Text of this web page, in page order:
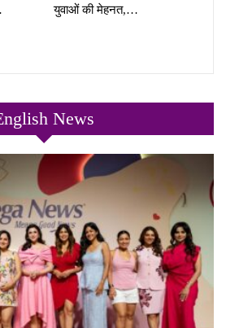
युवाओं की मेहनत,…
News